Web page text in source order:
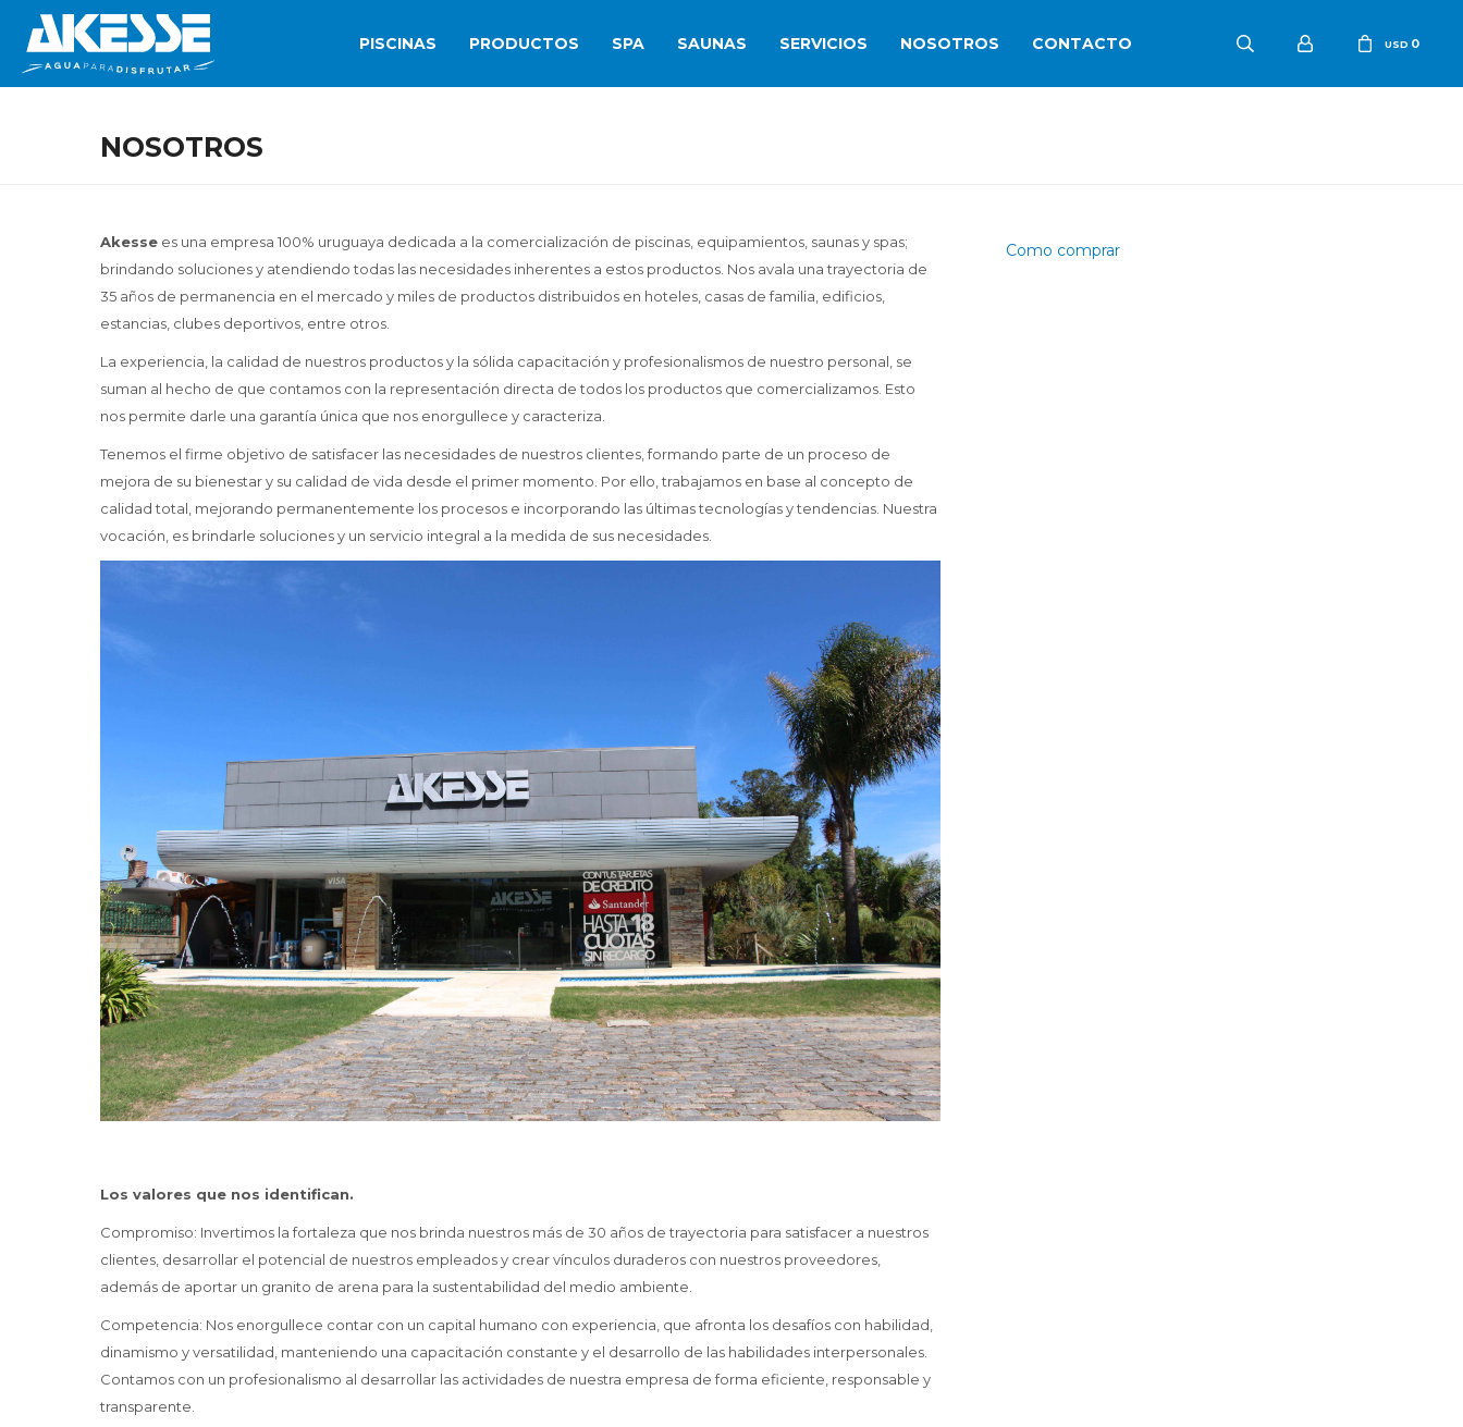
PISCINAS PRODUCTOS SPA SAUNAS SERVICIOS NOSOTROS CONTACTO USD 0
NOSOTROS
Akesse es una empresa 100% uruguaya dedicada a la comercialización de piscinas, equipamientos, saunas y spas;
brindando soluciones y atendiendo todas las necesidades inherentes a estos productos. Nos avala una trayectoria de
35 años de permanencia en el mercado y miles de productos distribuidos en hoteles, casas de familia, edificios,
estancias, clubes deportivos, entre otros.
La experiencia, la calidad de nuestros productos y la sólida capacitación y profesionalismos de nuestro personal, se
suman al hecho de que contamos con la representación directa de todos los productos que comercializamos. Esto
nos permite darle una garantía única que nos enorgullece y caracteriza.
Tenemos el firme objetivo de satisfacer las necesidades de nuestros clientes, formando parte de un proceso de
mejora de su bienestar y su calidad de vida desde el primer momento. Por ello, trabajamos en base al concepto de
calidad total, mejorando permanentemente los procesos e incorporando las últimas tecnologías y tendencias. Nuestra
vocación, es brindarle soluciones y un servicio integral a la medida de sus necesidades.
Los valores que nos identifican.
Compromiso: Invertimos la fortaleza que nos brinda nuestros más de 30 años de trayectoria para satisfacer a nuestros
clientes, desarrollar el potencial de nuestros empleados y crear vínculos duraderos con nuestros proveedores,
además de aportar un granito de arena para la sustentabilidad del medio ambiente.
Competencia: Nos enorgullece contar con un capital humano con experiencia, que afronta los desafíos con habilidad,
dinamismo y versatilidad, manteniendo una capacitación constante y el desarrollo de las habilidades interpersonales.
Contamos con un profesionalismo al desarrollar las actividades de nuestra empresa de forma eficiente, responsable y
transparente.
Como comprar